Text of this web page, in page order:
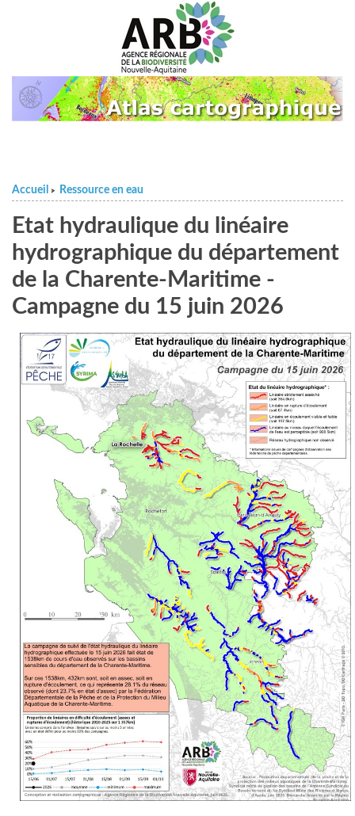
Accueil > Ressource en eau
Etat hydraulique du linéaire
hydrographique du département
de la Charente-Maritime -
Campagne du 15 juin 2026